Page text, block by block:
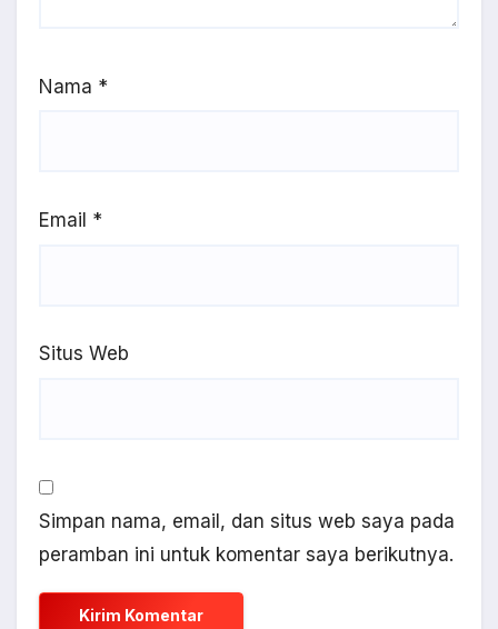
Nama *
Email *
Situs Web
Simpan nama, email, dan situs web saya pada
peramban ini untuk komentar saya berikutnya.